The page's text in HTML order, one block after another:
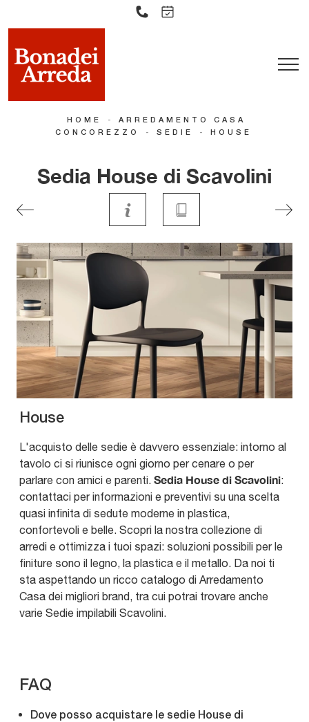
HOME -
ARREDAMENTO CASA
CONCOREZZO
- SEDIE - HOUSE
Sedia House di Scavolini
House
L'acquisto delle sedie è davvero essenziale: intorno al
tavolo ci si riunisce ogni giorno per cenare o per
parlare con amici e parenti. Sedia House di Scavolini:
contattaci per informazioni e preventivi su una scelta
quasi infinita di sedute moderne in plastica,
confortevoli e belle. Scopri la nostra collezione di
arredi e ottimizza i tuoi spazi: soluzioni possibili per le
finiture sono il legno, la plastica e il metallo. Da noi ti
sta aspettando un ricco catalogo di Arredamento
Casa dei migliori brand, tra cui potrai trovare anche
varie Sedie impilabili Scavolini.
FAQ
Dove posso acquistare le sedie House di